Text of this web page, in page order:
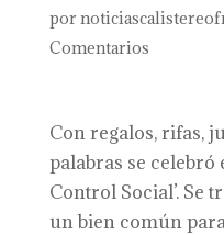
por
Comentarios
Con regalos, rifas,
palabras se celebró
Control Social’. Se
un bien común